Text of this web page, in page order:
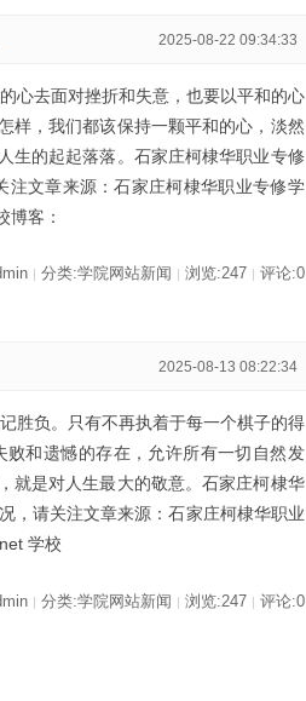
2025-08-22 09:34:33
心去面对挫折和失意，也要以平和的心
样，我们都该保持一颗平和的心，淡然
生的起起落落。石家庄柯棣华职业专修
文章来源：石家庄柯棣华职业专修学
博客：
| 分类:学院网站新闻 | 浏览:247 | 评论:0
2025-08-13 08:22:34
胜负。只有不再执着于每一个棋子的得
和遗憾的存在，允许所有一切自然发
就是对人生最大的敬意。石家庄柯棣华
，请关注文章来源：石家庄柯棣华职业
学校
| 分类:学院网站新闻 | 浏览:247 | 评论:0